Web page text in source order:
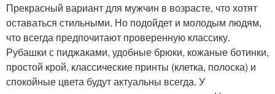
Прекрасный вариант для мужчин в возрасте, что хотят
оставаться стильными. Но подойдет и молодым людям,
что всегда предпочитают проверенную классику.
Рубашки с пиджаками, удобные брюки, кожаные ботинки,
простой крой, классические принты (клетка, полоска) и
спокойные цвета будут актуальны всегда. У